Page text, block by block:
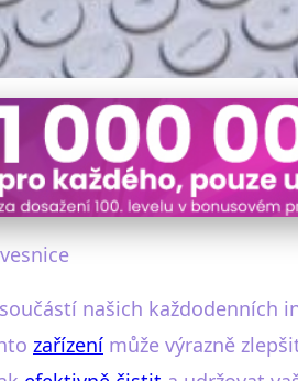
myš a
našich
zařízení může výrazně